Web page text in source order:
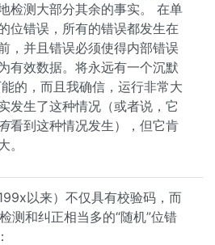
检测大部分其余的事实。 在单
位错误，所有的错误都发生在
，并且错误必须使得内部错误
有效数据。将永远有一个沉默
的，而且我确信，运行非常大
发生了这种情况（或者说，它
看到这种情况发生），但它肯
。
以来）不仅具有校验码，而
测和纠正相当多的“随机”位错